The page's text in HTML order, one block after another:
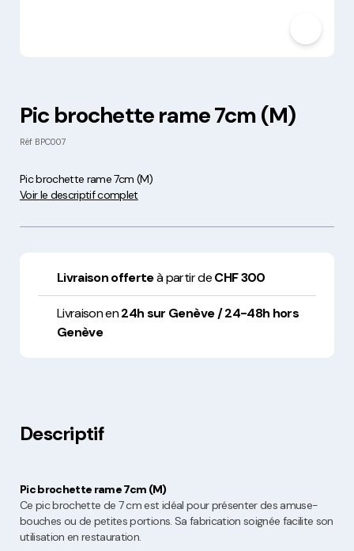
Pic brochette rame 7cm (M)
Réf BPC007
Pic brochette rame 7cm (M)
Voir le descriptif complet
Livraison offerteà partir deCHF 300
Livraison en24h sur Genève / 24-48h hors
Genève
Descriptif
Pic brochette rame 7cm (M)
Ce pic brochette de 7 cm est idéal pour présenter des amuse-
bouches ou de petites portions. Sa fabrication soignée facilite son
utilisation en restauration.